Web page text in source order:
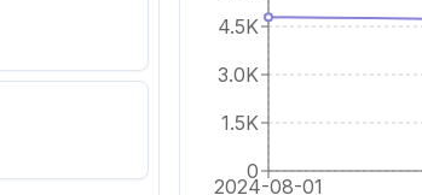
2024-08-01
0
1.5K
3.0K
4.5K